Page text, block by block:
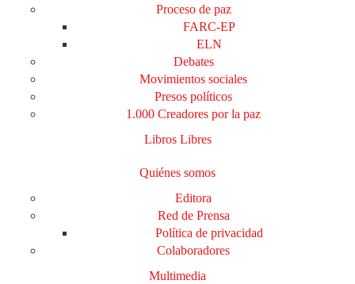
Proceso de paz
FARC-EP
ELN
Debates
Movimientos sociales
Presos políticos
1.000 Creadores por la paz
Libros Libres
Quiénes somos
Editora
Red de Prensa
Política de privacidad
Colaboradores
Multimedia